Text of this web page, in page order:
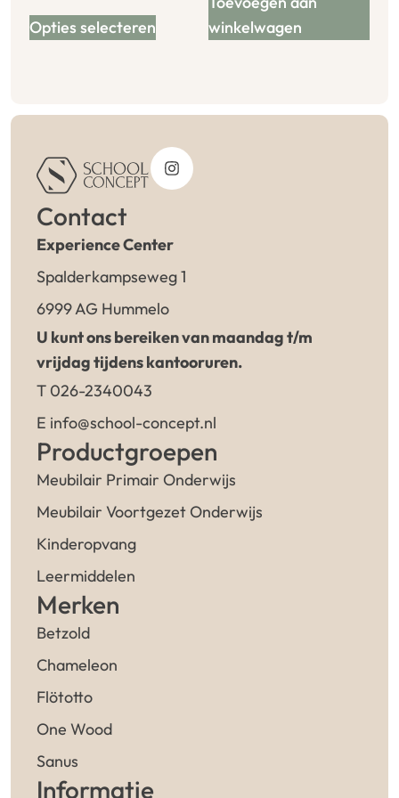
Opties selecteren
winkelwagen
Contact
Experience Center
Spalderkampseweg 1
6999 AG Hummelo
U kunt ons bereiken van maandag t/m
vrijdag tijdens kantooruren.
T 026-2340043
E info@school-concept.nl
Productgroepen
Meubilair Primair Onderwijs
Meubilair Voortgezet Onderwijs
Kinderopvang
Leermiddelen
Merken
Betzold
Chameleon
Flötotto
One Wood
Sanus
Informatie